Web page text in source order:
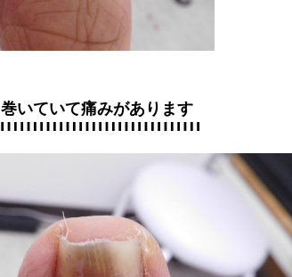
巻いていて痛みがあります